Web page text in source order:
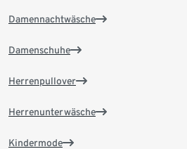
Damennachtwäsche
Damenschuhe
Herrenpullover
Herrenunterwäsche
Kindermode